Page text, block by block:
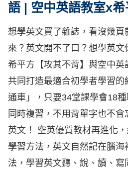
語 | 空中英語教室x希
想學英文買了雜誌，看沒幾
來？英文開不了口？想學英文
希平方【攻其不背】與空中英
共同打造最適合初學者學習
通車」，只要34堂課學會18
同時複習，不用背單字也不
英文！ 空英優質教材再進化
學習方法，英文自然記在腦海
法，學習英文聽、說、讀、